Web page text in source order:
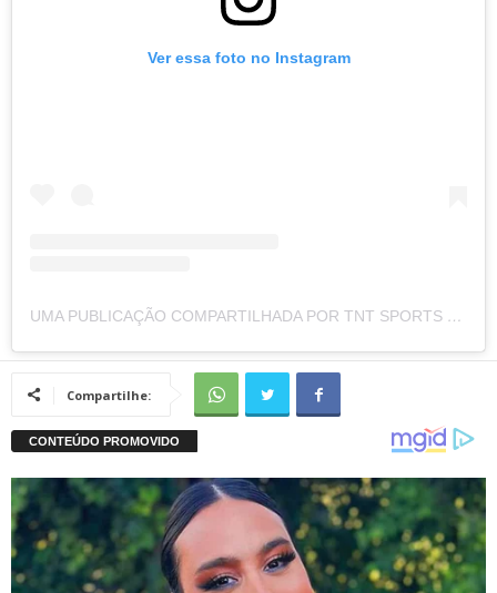
Ver essa foto no Instagram
UMA PUBLICAÇÃO COMPARTILHADA POR TNT SPORTS BRASIL (@TNTSPORTSBR)
Compartilhe: